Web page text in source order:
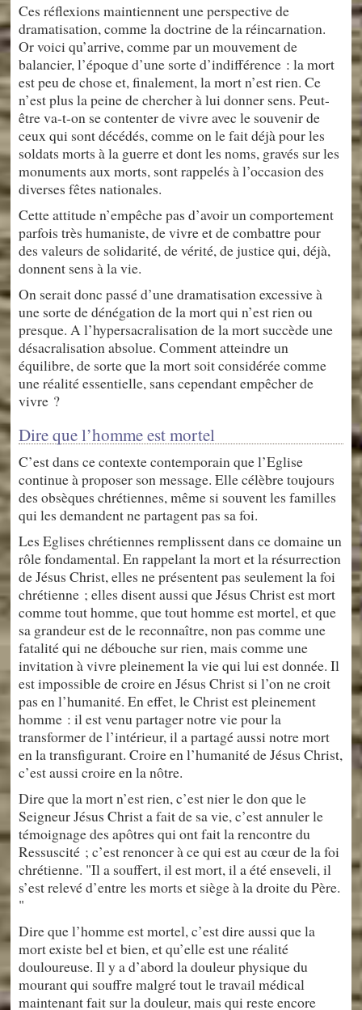
Ces réflexions maintiennent une perspective de
dramatisation, comme la doctrine de la réincarnation.
Or voici qu’arrive, comme par un mouvement de
balancier, l’époque d’une sorte d’indifférence : la mort
est peu de chose et, finalement, la mort n’est rien. Ce
n’est plus la peine de chercher à lui donner sens. Peut-
être va-t-on se contenter de vivre avec le souvenir de
ceux qui sont décédés, comme on le fait déjà pour les
soldats morts à la guerre et dont les noms, gravés sur les
monuments aux morts, sont rappelés à l’occasion des
diverses fêtes nationales.
Cette attitude n’empêche pas d’avoir un comportement
parfois très humaniste, de vivre et de combattre pour
des valeurs de solidarité, de vérité, de justice qui, déjà,
donnent sens à la vie.
On serait donc passé d’une dramatisation excessive à
une sorte de dénégation de la mort qui n’est rien ou
presque. A l’hypersacralisation de la mort succède une
désacralisation absolue. Comment atteindre un
équilibre, de sorte que la mort soit considérée comme
une réalité essentielle, sans cependant empêcher de
vivre ?
Dire que l’homme est mortel
C’est dans ce contexte contemporain que l’Eglise
continue à proposer son message. Elle célèbre toujours
des obsèques chrétiennes, même si souvent les familles
qui les demandent ne partagent pas sa foi.
Les Eglises chrétiennes remplissent dans ce domaine un
rôle fondamental. En rappelant la mort et la résurrection
de Jésus Christ, elles ne présentent pas seulement la foi
chrétienne ; elles disent aussi que Jésus Christ est mort
comme tout homme, que tout homme est mortel, et que
sa grandeur est de le reconnaître, non pas comme une
fatalité qui ne débouche sur rien, mais comme une
invitation à vivre pleinement la vie qui lui est donnée. Il
est impossible de croire en Jésus Christ si l’on ne croit
pas en l’humanité. En effet, le Christ est pleinement
homme : il est venu partager notre vie pour la
transformer de l’intérieur, il a partagé aussi notre mort
en la transfigurant. Croire en l’humanité de Jésus Christ,
c’est aussi croire en la nôtre.
Dire que la mort n’est rien, c’est nier le don que le
Seigneur Jésus Christ a fait de sa vie, c’est annuler le
témoignage des apôtres qui ont fait la rencontre du
Ressuscité ; c’est renoncer à ce qui est au cœur de la foi
chrétienne. "Il a souffert, il est mort, il a été enseveli, il
s’est relevé d’entre les morts et siège à la droite du Père.
"
Dire que l’homme est mortel, c’est dire aussi que la
mort existe bel et bien, et qu’elle est une réalité
douloureuse. Il y a d’abord la douleur physique du
mourant qui souffre malgré tout le travail médical
maintenant fait sur la douleur, mais qui reste encore